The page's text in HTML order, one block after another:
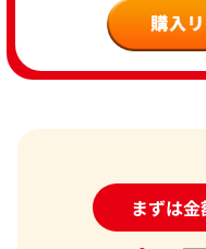
まずは金
24時間受付